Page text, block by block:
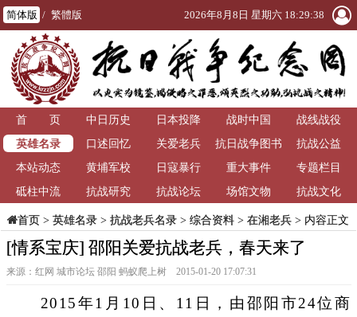
简体版 / 繁體版 2026年8月8日 星期六 18:29:41
首 页 中日历史 日本投降 战时中国
战线战役
英雄名录
口述回忆 关爱老兵
抗日战争图书
馆
抗战公益
本站动态
黄埔军校 日寇暴行 重大事件
专题栏目
砥柱中流
抗战研究 抗战论坛 场馆文物 抗战文化
首页> 英雄名录> 抗战老兵名录> 综合资料> 在湘老兵> 内容正文
[情系宝庆] 邵阳关爱抗战老兵，春天来了
来源：红网 城市论坛 邵阳 蚂蚁爬上树 2015-01-20 17:07:31
2015年1月10日、11日，由邵阳市24位商